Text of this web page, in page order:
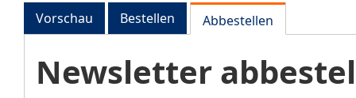
Vorschau Bestellen Abbestellen
Newsletter